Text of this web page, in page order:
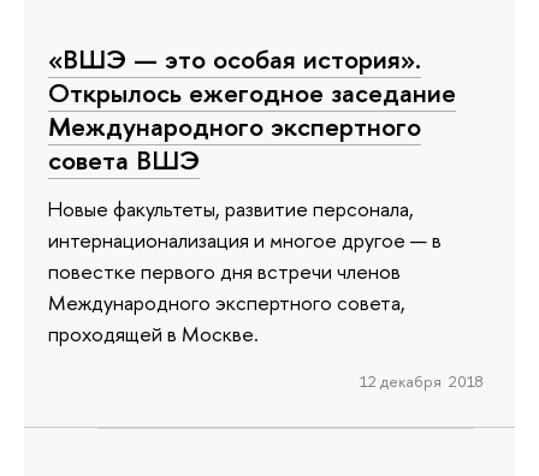
«ВШЭ — это особая история».
Открылось ежегодное заседание
Международного экспертного
совета ВШЭ
Новые факультеты, развитие персонала,
интернационализация и многое другое — в
повестке первого дня встречи членов
Международного экспертного совета,
проходящей в Москве.
12 декабря 2018